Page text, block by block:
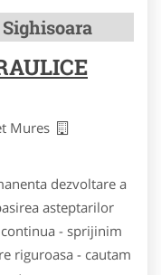
Mures
dezvoltare a
asteptarilor
- sprijinim
riguroasa - cautam